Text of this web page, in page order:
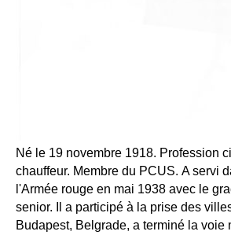
Né le 19 novembre 1918. Profession
chauffeur. Membre du PCUS. A servi
l'Armée rouge en mai 1938 avec le
senior. Il a participé à la prise des
Budapest, Belgrade, a terminé la voie